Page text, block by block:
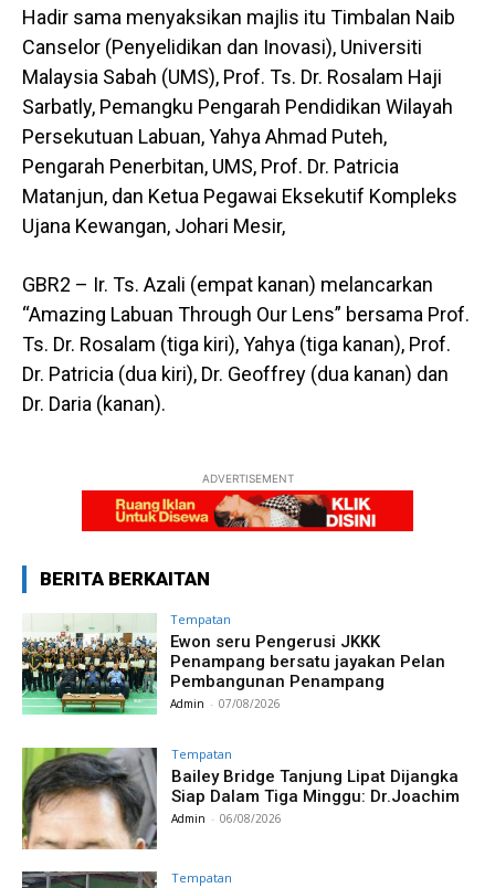
Hadir sama menyaksikan majlis itu Timbalan Naib
Canselor (Penyelidikan dan Inovasi), Universiti
Malaysia Sabah (UMS), Prof. Ts. Dr. Rosalam Haji
Sarbatly, Pemangku Pengarah Pendidikan Wilayah
Persekutuan Labuan, Yahya Ahmad Puteh,
Pengarah Penerbitan, UMS, Prof. Dr. Patricia
Matanjun, dan Ketua Pegawai Eksekutif Kompleks
Ujana Kewangan, Johari Mesir,
GBR2 – Ir. Ts. Azali (empat kanan) melancarkan
“Amazing Labuan Through Our Lens” bersama Prof.
Ts. Dr. Rosalam (tiga kiri), Yahya (tiga kanan), Prof.
Dr. Patricia (dua kiri), Dr. Geoffrey (dua kanan) dan
Dr. Daria (kanan).
ADVERTISEMENT
BERITA BERKAITAN
Tempatan
Ewon seru Pengerusi JKKK
Penampang bersatu jayakan Pelan
Pembangunan Penampang
Admin - 07/08/2026
Tempatan
Bailey Bridge Tanjung Lipat Dijangka
Siap Dalam Tiga Minggu: Dr.Joachim
Admin - 06/08/2026
Tempatan